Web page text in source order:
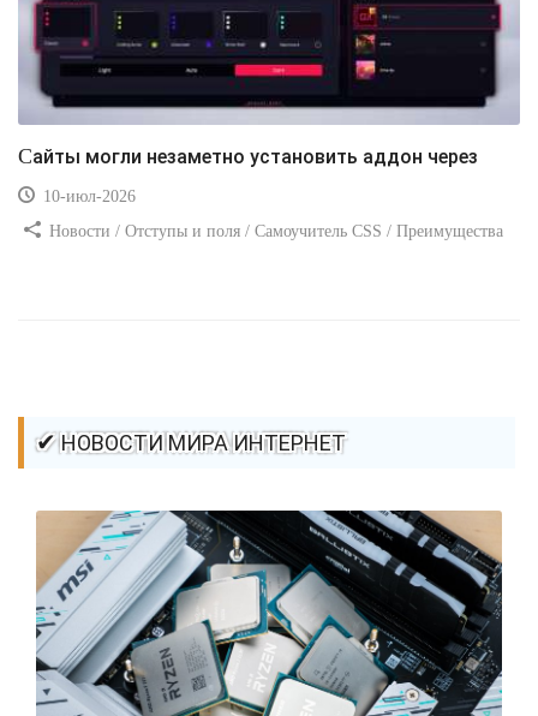
Сайты могли незаметно установить аддон через
10-июл-2026
Новости / Отступы и поля / Самоучитель CSS / Преимущества
✔ НОВОСТИ МИРА ИНТЕРНЕТ